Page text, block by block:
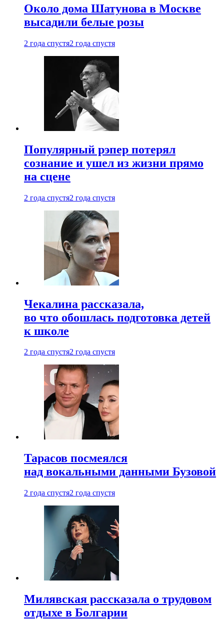
Около дома Шатунова в Москве
высадили белые розы
2 года спустя2 года спустя
Популярный рэпер потерял
сознание и ушел из жизни прямо
на сцене
2 года спустя2 года спустя
Чекалина рассказала,
во что обошлась подготовка детей
к школе
2 года спустя2 года спустя
Тарасов посмеялся
над вокальными данными Бузовой
2 года спустя2 года спустя
Милявская рассказала о трудовом
отдыхе в Болгарии